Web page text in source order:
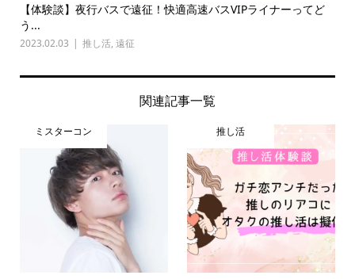
【体験談】夜行バスで遠征！快適高速バスVIPライナーってど
う...
2023.02.03 推し活, 遠征
関連記事一覧
ミスターコン 推し活